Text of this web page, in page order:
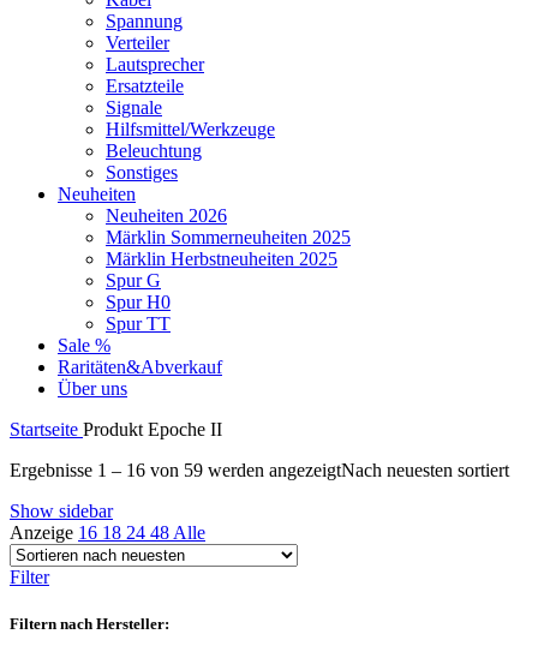
Spannung
Verteiler
Lautsprecher
Ersatzteile
Signale
Hilfsmittel/Werkzeuge
Beleuchtung
Sonstiges
Neuheiten
Neuheiten 2026
Märklin Sommerneuheiten 2025
Märklin Herbstneuheiten 2025
Spur G
Spur H0
Spur TT
Sale %
Raritäten&Abverkauf
Über uns
Startseite Produkt Epoche II
Ergebnisse 1 – 16 von 59 werden angezeigtNach neuesten sortiert
Show sidebar
Anzeige 16 18 24 48 Alle
Filter
Filtern nach Hersteller: